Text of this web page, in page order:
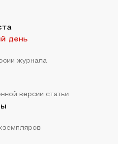
день
журнала
версии статьи